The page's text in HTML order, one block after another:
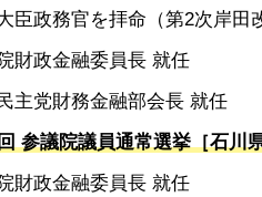
臣政務官を拝命（第2次岸田
財政金融委員長 就任
主党財務金融部会長 就任
参議院議員通常選挙［石川
財政金融委員長 就任